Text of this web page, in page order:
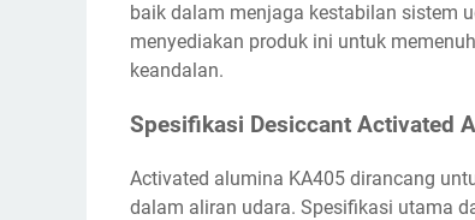
baik dalam menjaga kestabilan sistem
menyediakan produk ini untuk
keandalan.
Spesifikasi Desiccant Activated
Activated alumina KA405 dirancang
dalam aliran udara. Spesifikasi utama